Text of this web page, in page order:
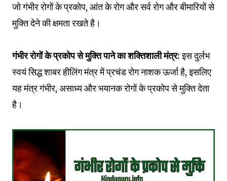
जो गंभीर रोगों के प्रकोप, आंत के रोग और सर्व रोग और बीमारियों से
मुक्ति देने की क्षमता रखते है।
गंभीर रोगों के प्रकोप से मुक्ति पाने का शक्तिशाली मंत्र:इस दुर्लभ
स्वयं सिद्ध शाबर हीलिंग मंत्र में प्रचंड रोग नाशक ऊर्जा है, इसलिए
यह मंत्र गंभीर, असाध्य और भयानक रोगों के प्रकोप से मुक्ति देता
है।